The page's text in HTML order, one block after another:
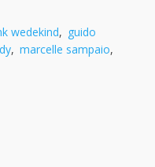
wedekind, guido
, marcelle sampaio,